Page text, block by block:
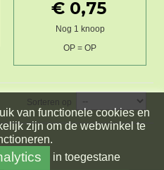
€ 0,75
Nog 1 knoop
OP = OP
Sorteren op
van functionele cookies en
zijn om de webwinkel te
in toegestane